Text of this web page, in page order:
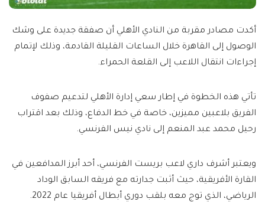
أكدت مصادر مقربة من النادي الأهلي أن صفقة جديدة على وشك
الوصول إلى القاهرة خلال الساعات القليلة القادمة، وذلك لإتمام
إجراءات انتقال اللاعب إلى القلعة الحمراء.
تأتي هذه الخطوة في إطار سعي إدارة الأهلي لتدعيم صفوف
الفريق بلاعبين مميزين، خاصة في خط الدفاع، وذلك بعد اقتراب
رحيل محمد عبد المنعم إلى نادي نيس الفرنسي.
ويعتبر أشرف داري لاعب بريست الفرنسي، أحد أبرز المدافعين في
القارة الأفريقية، حيث أثبت جدارته مع فريقه السابق الوداد
الرياضي، الذي توج معه بلقب دوري أبطال أفريقيا عام 2022.